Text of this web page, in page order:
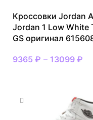
Кроссовки Jordan
Jordan 1 Low White
GS оригинал
9365 ₽ – 13099 ₽